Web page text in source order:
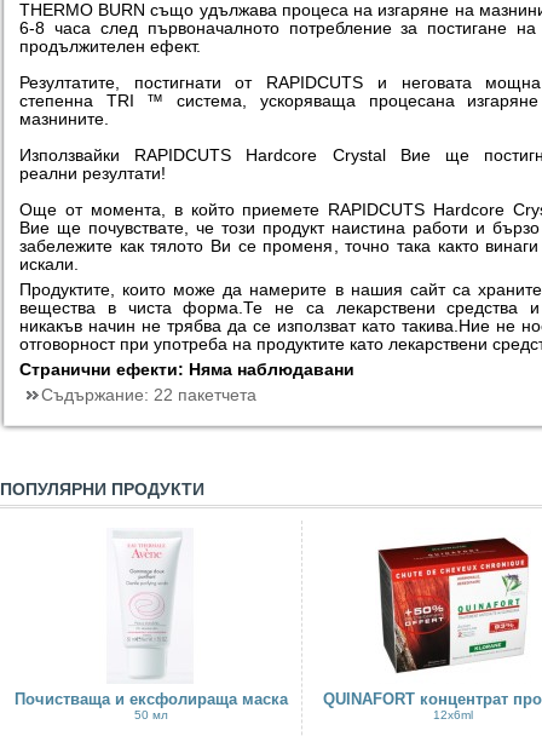
THERMO BURN също удължава процеса на изгаряне на
6-8 часа след първоначалното потребление за постигане
продължителен ефект.
Резултатите, постигнати от RAPIDCUTS и неговата
степенна TRI ™ система, ускоряваща процесана
мазнините.
Използвайки RAPIDCUTS Hardcore Crystal Вие ще
реални резултати!
Още от момента, в който приемете RAPIDCUTS Hardcore
Вие ще почувствате, че този продукт наистина работи и
забележите как тялото Ви се променя, точно така както винаги
искали.
Продуктите, които може да намерите в нашия сайт са
вещества в чиста форма.Те не са лекарствени средства
никакъв начин не трябва да се използват като такива.Ние не
отговорност при употреба на продуктите като лекарствени
Странични ефекти: Няма наблюдавани
Съдържание: 22 пакетчета
ПОПУЛЯРНИ ПРОДУКТИ
Почистваща и ексфолираща маска
50 мл
QUINAFORT концентрат
12x6ml